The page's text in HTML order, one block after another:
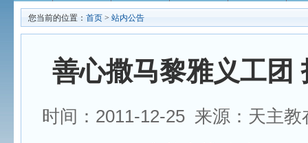
您当前的位置： 首页 > 站内公告
善心撒马黎雅义工团
时间：2011-12-25 来源：天主